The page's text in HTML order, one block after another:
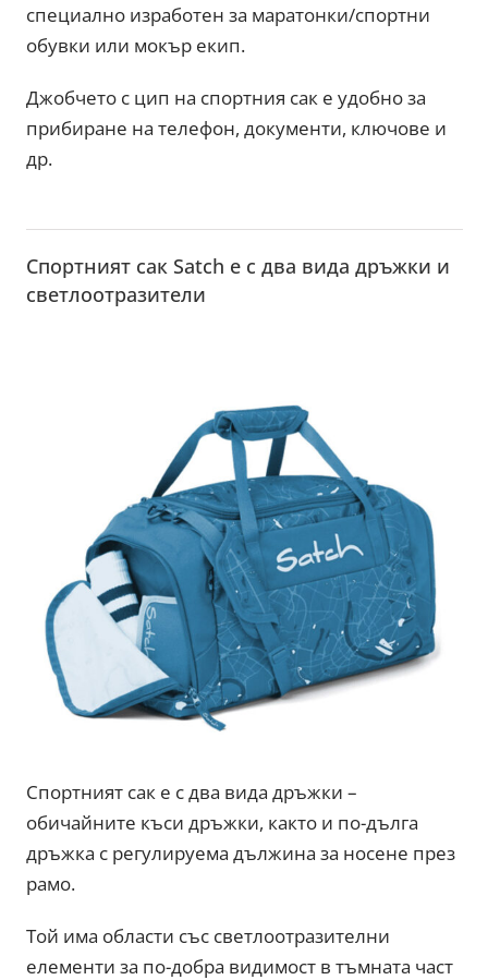
специално изработен за маратонки/спортни
обувки или мокър екип.
Джобчето с цип на спортния сак е удобно за
прибиране на телефон, документи, ключове и
др.
Спортният сак Satch е с два вида дръжки и
светлоотразители
Спортният сак е с два вида дръжки –
обичайните къси дръжки, както и по-дълга
дръжка с регулируема дължина за носене през
рамо.
Той има области със светлоотразителни
елементи за по-добра видимост в тъмната част